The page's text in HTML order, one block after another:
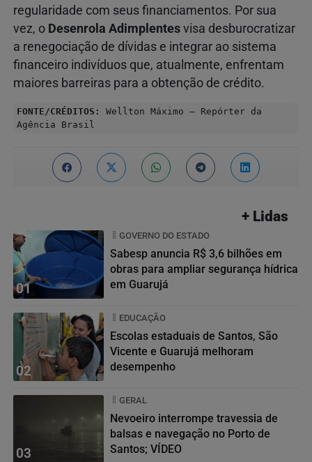
regularidade com seus financiamentos. Por sua
vez, o Desenrola Adimplentes visa desburocratizar
a renegociação de dívidas e integrar ao sistema
financeiro indivíduos que, atualmente, enfrentam
maiores barreiras para a obtenção de crédito.
FONTE/CRÉDITOS:
Wellton Máximo – Repórter da
Agência Brasil
+ Lidas
01
GOVERNO DO ESTADO
Sabesp anuncia R$ 3,6 bilhões em
obras para ampliar segurança hídrica
em Guarujá
02
EDUCAÇÃO
Escolas estaduais de Santos, São
Vicente e Guarujá melhoram
desempenho
03
GERAL
Nevoeiro interrompe travessia de
balsas e navegação no Porto de
Santos; VÍDEO